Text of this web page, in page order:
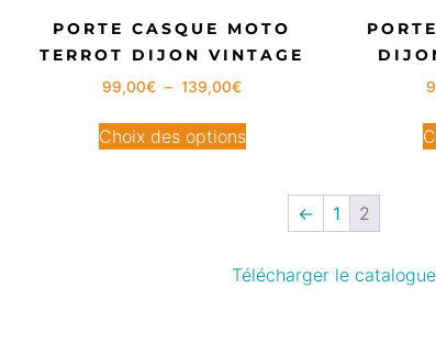
PORTE CASQUE MOTO
TERROT DIJON VINTAGE
99,00€ – 139,00€
Choix des options
← 1 2
Télécharger le catalogue